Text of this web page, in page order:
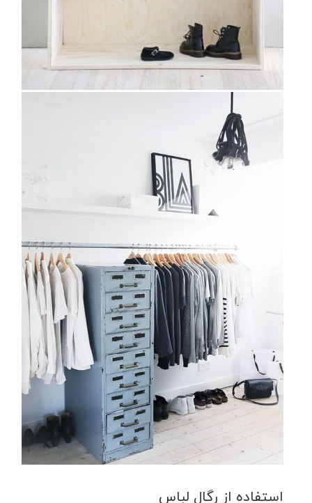
استفاده از رگال لباس